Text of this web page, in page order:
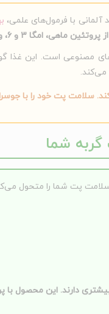
با فرمول‌های علمی،
و فیبرهای گوارشی ارائه می‌دهد.
مصنوعی است. این
می‌کند.
سلامت پت خود را با
را متحول می‌کند. در اینجا 5
دارند. این محصول با